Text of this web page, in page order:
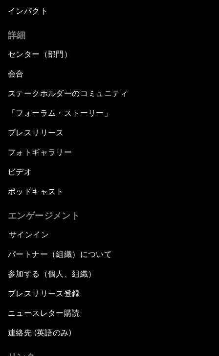
インパクト
詳細
センター（部門）
会合
ステークホルダーのコミュニティ
「フォーラム・ストーリー」
プレスリリース
フォトギャラリー
ビデオ
ポッドキャスト
エンゲージメント
サインイン
パートナー（組織）について
参加する（個人、組織）
プレスリリース登録
ニュースレター購読
連絡先 (英語のみ)